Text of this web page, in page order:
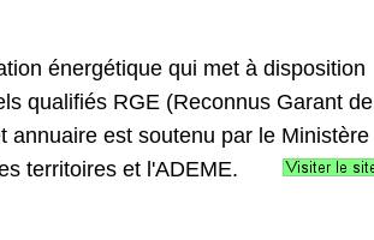
énergétique qui met à disposition
qualifiés RGE (Reconnus Garant de
annuaire est soutenu par le Ministère
territoires et l'ADEME.